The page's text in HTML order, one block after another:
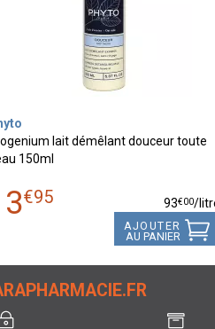
lait démêlant douceur toute
150ml
€95 93€00/
AJOUTER
AU PANIER